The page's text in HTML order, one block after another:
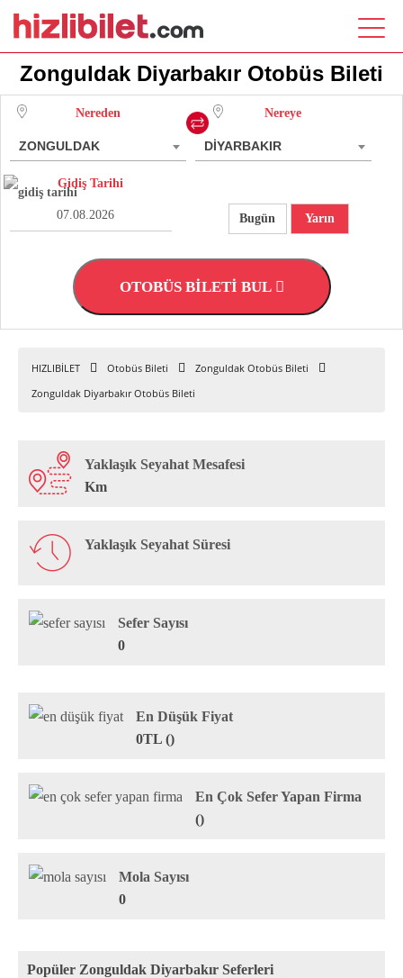
Zonguldak Diyarbakır Otobüs Bileti
Nereden
ZONGULDAK
Nereye
DİYARBAKIR
Gidiş Tarihi
Bugün Yarın
OTOBÜS BİLETİ BUL
HIZLIBİLET Otobüs Bileti
Zonguldak Otobüs Bileti
Zonguldak Diyarbakır Otobüs Bileti
Yaklaşık Seyahat Mesafesi
Km
Yaklaşık Seyahat Süresi
Sefer Sayısı
0
En Düşük Fiyat
0TL ()
En Çok Sefer Yapan Firma
()
Mola Sayısı
0
Popüler Zonguldak Diyarbakır Seferleri